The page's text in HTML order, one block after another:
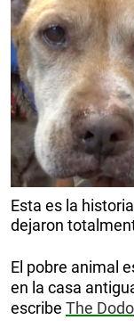
Esta es la
dejaron
El pobre animal
en la casa
escribe The Dodo